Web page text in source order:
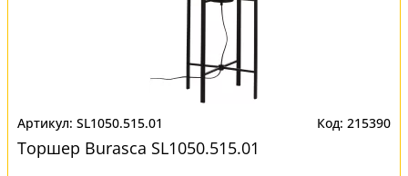
SL1050.515.01 215390
Торшер Burasca SL1050.515.01